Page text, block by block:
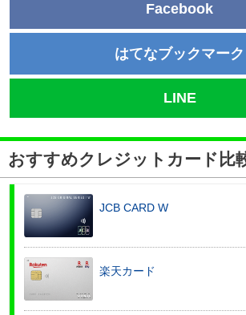
Facebook
はてなブックマーク
LINE
おすすめクレジットカード比
JCB CARD W
楽天カード